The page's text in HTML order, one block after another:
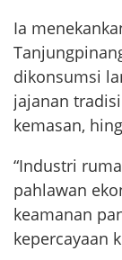
Ia
dikonsumsi
jajanan
kemasan,
“Industri
pahlawan
keamanan
kepercayaan